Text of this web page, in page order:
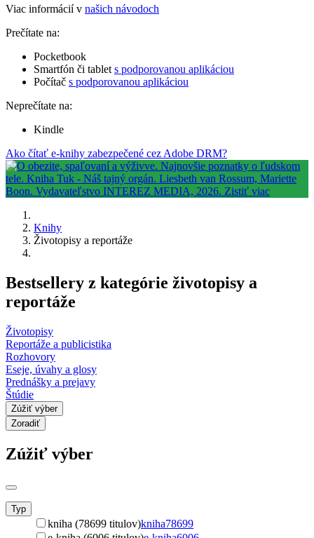
Viac informácií v našich návodoch
Prečítate na:
Pocketbook
Smartfón či tablet s podporovanou aplikáciou
Počítač s podporovanou aplikáciou
Neprečítate na:
Kindle
Ako čítať e-knihy zabezpečené cez Adobe DRM?
Knihy
Životopisy a reportáže
Bestsellery z kategórie životopisy a
reportáže
Životopisy
Reportáže a publicistika
Rozhovory
Eseje, úvahy a glosy
Prednášky a prejavy
Štúdie
Zúžiť výber
Zoradiť
Zúžiť výber
Typ
kniha (78699 titulov)kniha78699